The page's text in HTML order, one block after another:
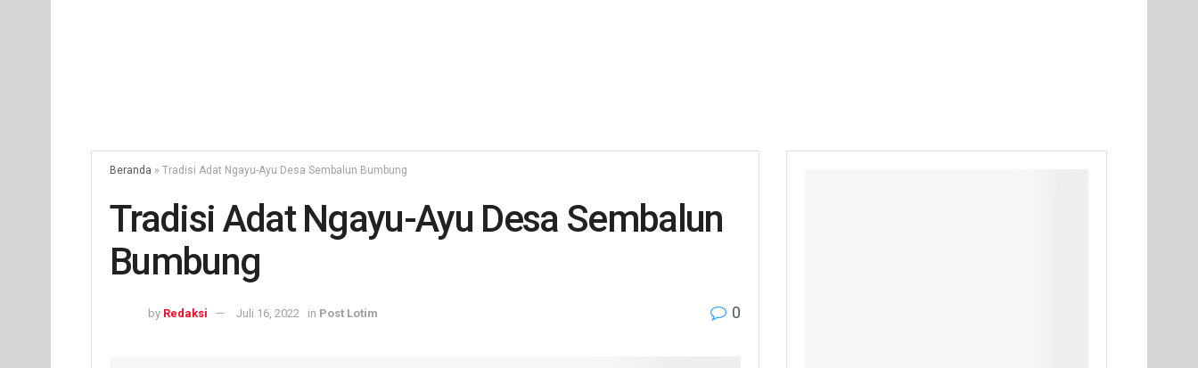
Beranda » Tradisi Adat Ngayu-Ayu Desa Sembalun Bumbung
Tradisi Adat Ngayu-Ayu Desa Sembalun
Bumbung
by Redaksi Juli 16, 2022 in Post Lotim 0